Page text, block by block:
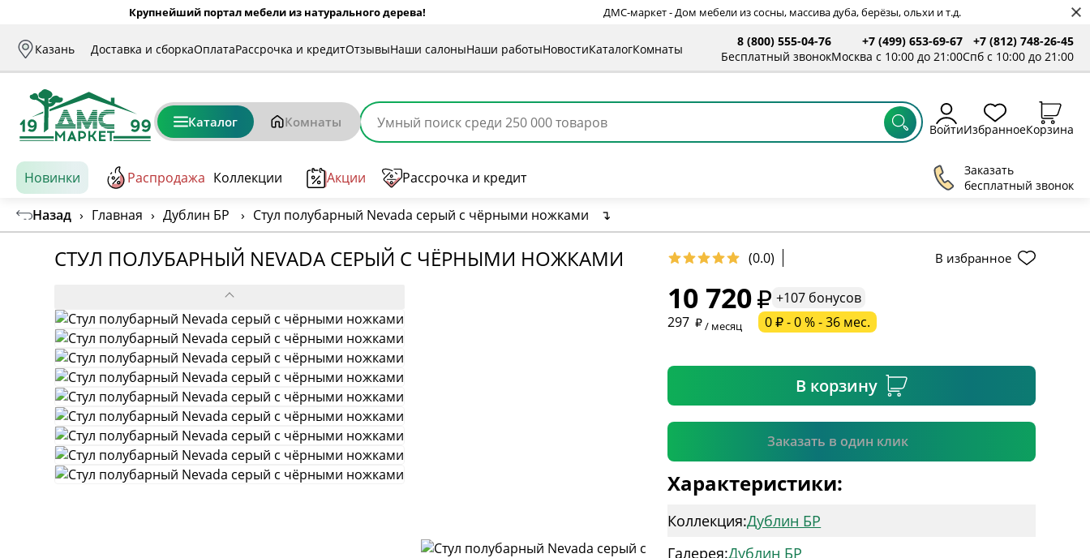
Крупнейший портал мебели из натурального дерева! ДМС-маркет - Дом мебели из сосны, массива дуба, берёзы, ольхи и т.д.
Казань Доставка и сборкаОплатаРассрочка и кредитОтзывыНаши салоныНаши работыНовостиКаталогКомнаты
8 (800) 555-04-76
Бесплатный звонок
+7 (499) 653-69-67
Москва с 10:00 до 21:00
+7 (812) 748-26-45
Спб с 10:00 до 21:00
Каталог Комнаты ВойтиИзбранноеКорзина
Новинки Распродажа Коллекции Акции Рассрочка и кредит
Заказать
бесплатный звонок
Назад › Главная › Дублин БР › Стул полубарный Nevada серый с чёрными ножками ↴
СТУЛ ПОЛУБАРНЫЙ NEVADA СЕРЫЙ С ЧЁРНЫМИ НОЖКАМИ (0.0) В избранное
10 720
+107 бонусов
297
/ месяц 0 ₽ - 0 % - 36 мес.
В корзину
Заказать в один клик
* необязательное поле
Подтвердить
Характеристики:
Коллекция:Дублин БР
Галерея:Дублин БР